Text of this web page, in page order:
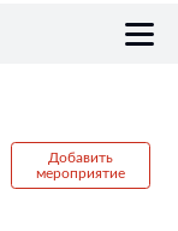
Добавить
мероприятие